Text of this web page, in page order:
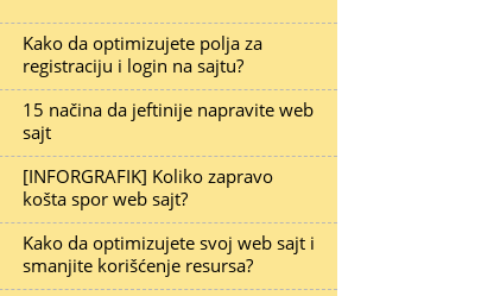
Kako da optimizujete polja za
registraciju i login na sajtu?
15 načina da jeftinije napravite web
sajt
[INFORGRAFIK] Koliko zapravo
košta spor web sajt?
Kako da optimizujete svoj web sajt i
smanjite korišćenje resursa?